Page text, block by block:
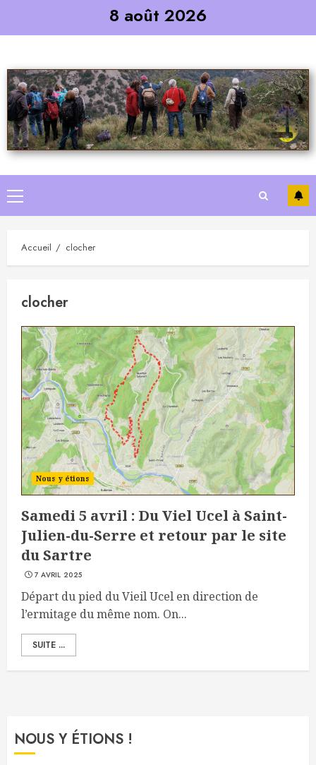
8 août 2026
Primary
Menu
Accueil clocher
clocher
Nous y étions
Samedi 5 avril : Du Viel Ucel à Saint-
Julien-du-Serre et retour par le site
du Sartre
7 AVRIL 2025
Départ du pied du Vieil Ucel en direction de
l’ermitage du même nom. On...
SUITE ...
NOUS Y ÉTIONS !